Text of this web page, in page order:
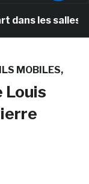
salles de
MOBILES
Louis